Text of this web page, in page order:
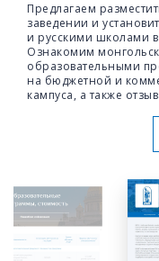
Предлагаем
заведении и
и русскими школами
Ознакомим
образовательными
на бюджетной и
кампуса, а также